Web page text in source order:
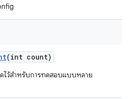
(int count)
ว้สำหรับการทดสอบแบบหลาย